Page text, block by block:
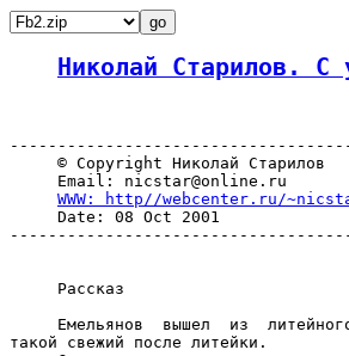
Николай Старилов. С
     © Copyright Николай Старилов
     Email: nicstar@online.ru
WWW: http//webcenter.ru/